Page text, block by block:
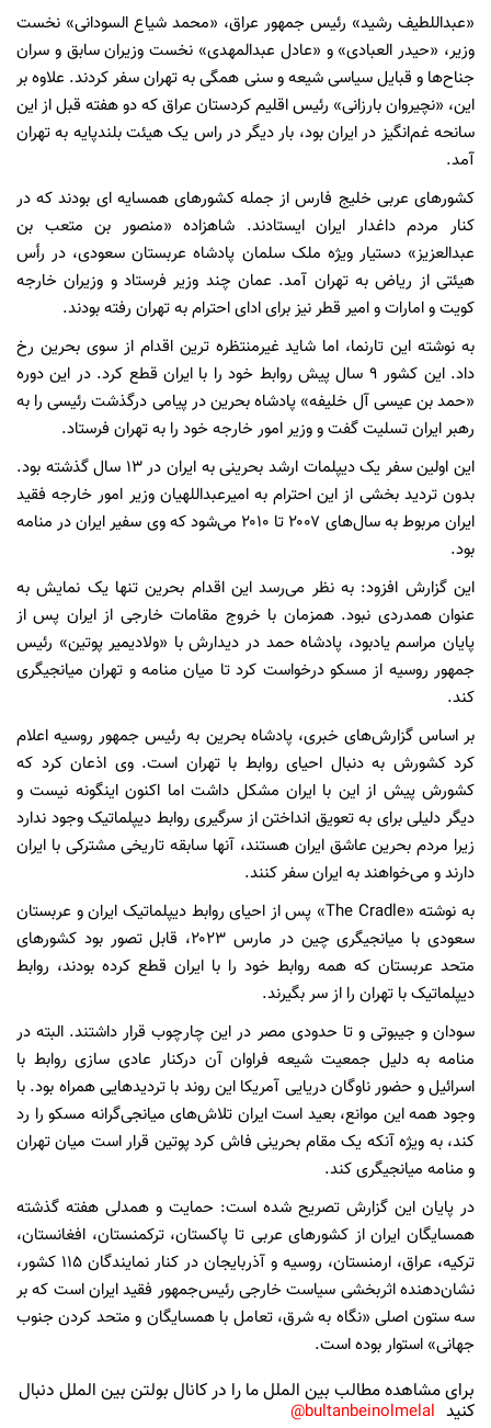
«عبداللطیف رشید» رئیس جمهور عراق، «محمد شیاع السودانی» نخست
وزیر، «حیدر العبادی» و «عادل عبدالمهدی» نخست وزیران سابق و سران
جناح‌ها و قبایل سیاسی شیعه و سنی همگی به تهران سفر کردند. علاوه بر
این، «نچیروان بارزانی» رئیس اقلیم کردستان عراق که دو هفته قبل از این
سانحه غم‌انگیز در ایران بود، بار دیگر در راس یک هیئت بلندپایه به تهران
آمد.
کشورهای عربی خلیج فارس از جمله کشورهای همسایه ای بودند که در
کنار مردم داغدار ایران ایستادند. شاهزاده «منصور بن متعب بن
عبدالعزیز» دستیار ویژه ملک سلمان پادشاه عربستان سعودی، در رأس
هیئتی از ریاض به تهران آمد. عمان چند وزیر فرستاد و وزیران خارجه
کویت و امارات و امیر قطر نیز برای ادای احترام به تهران رفته بودند.
به نوشته این تارنما، اما شاید غیرمنتظره ترین اقدام از سوی بحرین رخ
داد. این کشور ۹ سال پیش روابط خود را با ایران قطع کرد. در این دوره
«حمد بن عیسی آل خلیفه» پادشاه بحرین در پیامی درگذشت رئیسی را به
رهبر ایران تسلیت گفت و وزیر امور خارجه خود را به تهران فرستاد.
این اولین سفر یک دیپلمات ارشد بحرینی به ایران در ۱۳ سال گذشته بود.
بدون تردید بخشی از این احترام به امیرعبداللهیان وزیر امور خارجه فقید
ایران مربوط به سال‌های ۲۰۰۷ تا ۲۰۱۰ می‌شود که وی سفیر ایران در منامه
بود.
این گزارش افزود: به نظر می‌رسد این اقدام بحرین تنها یک نمایش به
عنوان همدردی نبود. همزمان با خروج مقامات خارجی از ایران پس از
پایان مراسم یادبود، پادشاه حمد در دیدارش با «ولادیمیر پوتین» رئیس
جمهور روسیه از مسکو درخواست کرد تا میان منامه و تهران میانجیگری
کند.
بر اساس گزارش‌های خبری، پادشاه بحرین به رئیس جمهور روسیه اعلام
کرد کشورش به دنبال احیای روابط با تهران است. وی اذعان کرد که
کشورش پیش از این با ایران مشکل داشت اما اکنون اینگونه نیست و
دیگر دلیلی برای به تعویق انداختن از سرگیری روابط دیپلماتیک وجود ندارد
زیرا مردم بحرین عاشق ایران هستند، آنها سابقه تاریخی مشترکی با ایران
دارند و می‌خواهند به ایران سفر کنند.
به نوشته «The Cradle» پس از احیای روابط دیپلماتیک ایران و عربستان
سعودی با میانجیگری چین در مارس ۲۰۲۳، قابل تصور بود کشورهای
متحد عربستان که همه روابط خود را با ایران قطع کرده بودند، روابط
دیپلماتیک با تهران را از سر بگیرند.
سودان و جیبوتی و تا حدودی مصر در این چارچوب قرار داشتند. البته در
منامه به دلیل جمعیت شیعه فراوان آن درکنار عادی سازی روابط با
اسرائیل و حضور ناوگان دریایی آمریکا این روند با تردیدهایی همراه بود. با
وجود همه این موانع، بعید است ایران تلاش‌های میانجی‌گرانه مسکو را رد
کند، به ویژه آنکه یک مقام بحرینی فاش کرد پوتین قرار است میان تهران
و منامه میانجیگری کند.
در پایان این گزارش تصریح شده است: حمایت و همدلی هفته گذشته
همسایگان ایران از کشورهای عربی تا پاکستان، ترکمنستان، افغانستان،
ترکیه، عراق، ارمنستان، روسیه و آذربایجان در کنار نمایندگان ۱۱۵ کشور،
نشان‌دهنده اثربخشی سیاست خارجی رئیس‌جمهور فقید ایران است که بر
سه ستون اصلی «نگاه به شرق، تعامل با همسایگان و متحد کردن جنوب
جهانی» استوار بوده است.
برای مشاهده مطالب بین الملل ما را در کانال بولتن بین الملل دنبال
کنید bultanbeinolmelal@